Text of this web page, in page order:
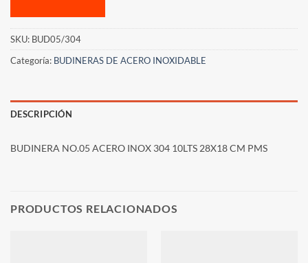
SKU: BUD05/304
Categoría: BUDINERAS DE ACERO INOXIDABLE
DESCRIPCIÓN
BUDINERA NO.05 ACERO INOX 304 10LTS 28X18 CM PMS
PRODUCTOS RELACIONADOS